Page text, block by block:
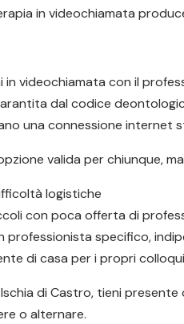
in videochiamata
in videochiamata con il
dal codice
una connessione internet
valida per chiunque,
logistiche
con poca offerta di
professionista specifico,
di casa per i propri colloqui
di Castro, tieni
o alternare.